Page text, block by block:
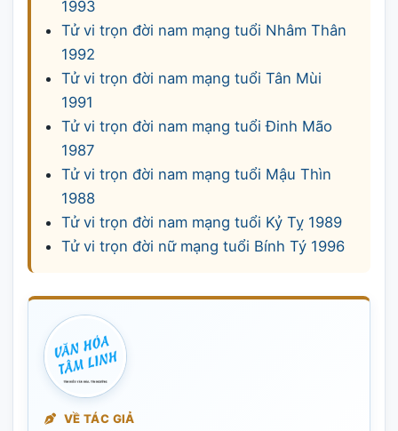
1993
Tử vi trọn đời nam mạng tuổi Nhâm Thân
1992
Tử vi trọn đời nam mạng tuổi Tân Mùi
1991
Tử vi trọn đời nam mạng tuổi Đinh Mão
1987
Tử vi trọn đời nam mạng tuổi Mậu Thìn
1988
Tử vi trọn đời nam mạng tuổi Kỷ Tỵ 1989
Tử vi trọn đời nữ mạng tuổi Bính Tý 1996
VỀ TÁC GIẢ